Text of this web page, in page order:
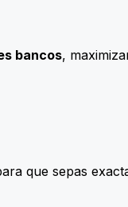
bancos,
que sepas